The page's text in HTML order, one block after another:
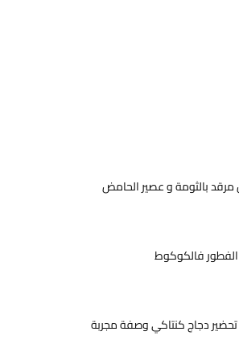
مرقد بالثومة و عصير الحامض
الفطور فالكوكوط
دجاج كنتاكي وصفة مجربة